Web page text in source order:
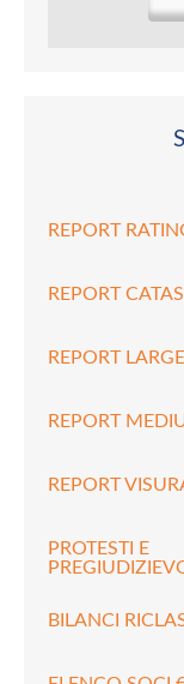
REPORT
REPORT
REPORT
REPORT
REPORT
PROTESTI E
BILANCI